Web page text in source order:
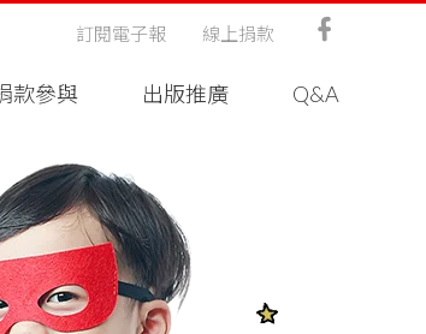
款參與 出版推廣 Q&A
訂閱電子報 線上捐款